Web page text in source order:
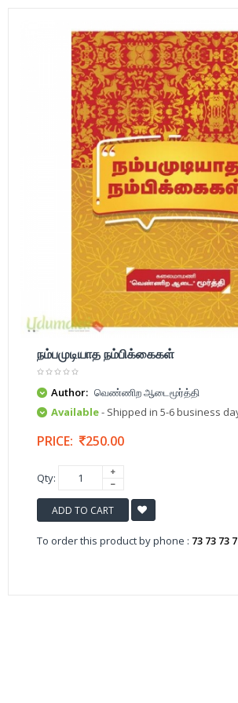
நம்பமுடியாத நம்பிக்கைகள்
Author: வெண்ணிற ஆடைமூர்த்தி
Available- Shipped in 5-6 business
PRICE: 250.00
Qty:
ADD TO CART
To order this product by phone : 73 73 73